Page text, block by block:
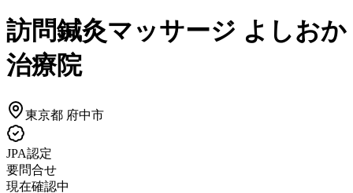
訪問鍼灸マッサージ よしおか
治療院
東京都 府中市
JPA認定
要問合せ
現在確認中